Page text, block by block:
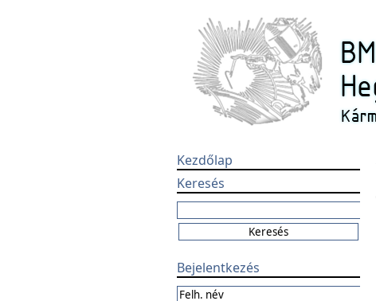
Kezdőlap
Keresés
Bejelentkezés